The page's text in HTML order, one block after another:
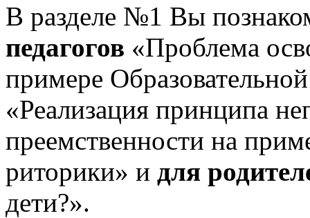
В разделе №1 Вы
педагогов «Проблема
примере
«Реализация принципа
преемственности на
риторики» и для
дети?».